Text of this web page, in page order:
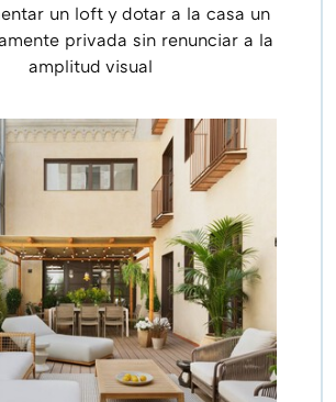
un loft y dotar a la casa un
privada sin renunciar a la
amplitud visual